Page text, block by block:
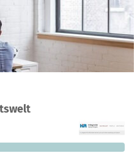
fehlen noch